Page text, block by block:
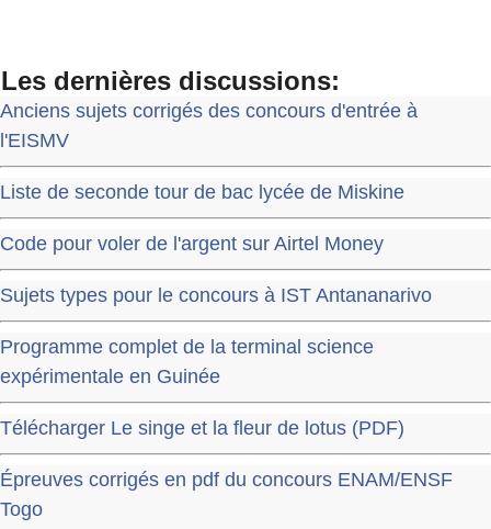
Les dernières discussions:
Anciens sujets corrigés des concours d'entrée à
l'EISMV
Liste de seconde tour de bac lycée de Miskine
Code pour voler de l'argent sur Airtel Money
Sujets types pour le concours à IST Antananarivo
Programme complet de la terminal science
expérimentale en Guinée
Télécharger Le singe et la fleur de lotus (PDF)
Épreuves corrigés en pdf du concours ENAM/ENSF
Togo